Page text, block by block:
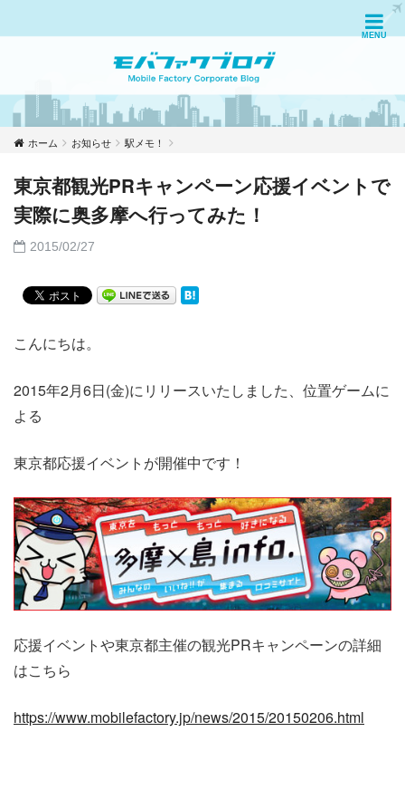
ホーム お知らせ 駅メモ！
東京都観光PRキャンペーン応援イベントで
実際に奥多摩へ行ってみた！
2015/02/27
こんにちは。
2015年2月6日(金)にリリースいたしました、位置ゲームに
よる
東京都応援イベントが開催中です！
応援イベントや東京都主催の観光PRキャンペーンの詳細
はこちら
https://www.mobilefactory.jp/news/2015/20150206.html